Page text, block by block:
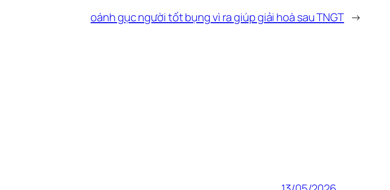
oánh gục người tốt bụng vì ra giúp giải hoà sau TNGT →